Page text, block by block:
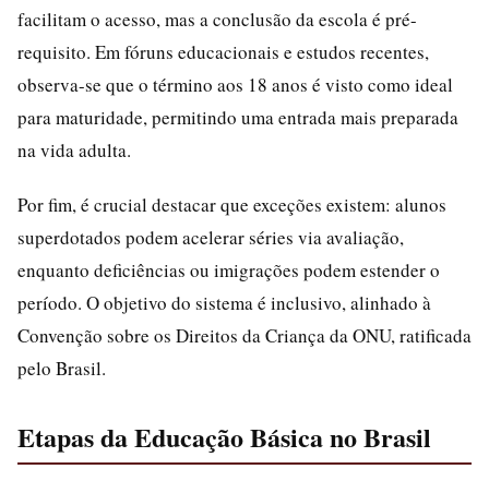
facilitam o acesso, mas a conclusão da escola é pré-
requisito. Em fóruns educacionais e estudos recentes,
observa-se que o término aos 18 anos é visto como ideal
para maturidade, permitindo uma entrada mais preparada
na vida adulta.
Por fim, é crucial destacar que exceções existem: alunos
superdotados podem acelerar séries via avaliação,
enquanto deficiências ou imigrações podem estender o
período. O objetivo do sistema é inclusivo, alinhado à
Convenção sobre os Direitos da Criança da ONU, ratificada
pelo Brasil.
Etapas da Educação Básica no Brasil